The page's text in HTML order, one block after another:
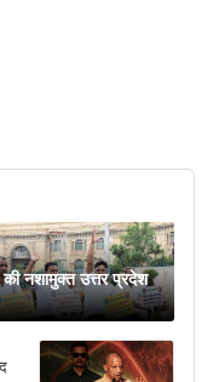
नशामुक्त उत्तर प्रदेश